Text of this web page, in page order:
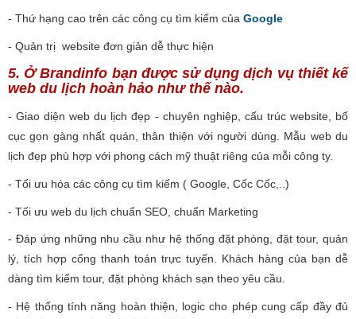
- Thứ hạng cao trên các công cụ tìm kiếm của Google
- Quản trị website đơn giản dễ thực hiện
5. Ở Brandinfo bạn được sử dụng dịch vụ thiết kế
web du lịch hoàn hảo như thế nào.
-Giao diện web du lịch đẹp - chuyên nghiệp, cấu trúc website, bố
cục gọn gàng nhất quán, thân thiện với người dùng. Mẫu web du
lịch đẹp phù hợp với phong cách mỹ thuật riêng của mỗi công ty.
- Tối ưu hóa các công cụ tìm kiếm ( Google, Cốc Cốc,..)
- Tối ưu web du lịch chuẩn SEO, chuẩn Marketing
- Đáp ứng những nhu cầu như hệ thống đặt phòng, đặt tour, quản
lý, tích hợp cổng thanh toán trực tuyến. Khách hàng của bạn dễ
dàng tìm kiếm tour, đặt phòng khách sạn theo yêu cầu.
- Hệ thống tính năng hoàn thiện, logic cho phép cung cấp đầy đủ